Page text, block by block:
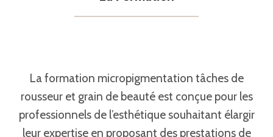
La formation micropigmentation tâches de
rousseur et grain de beauté est conçue pour les
professionnels de l’esthétique souhaitant élargir
leur expertise en proposant des prestations de